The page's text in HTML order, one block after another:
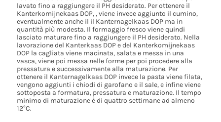
lavato fino a raggiungere il PH desiderato. Per ottenere il
Kanterkomijnekaas DOP, , viene invece aggiunto il cumino,
eventualmente anche il il Kanternagelkaas DOP ma in
quantità più modesta. Il formaggio fresco viene quindi
lasciato maturare fino a raggiungere il PH desiderato. Nella
lavorazione del Kanterkaas DOP e del Kanterkomijnekaas
DOP la cagliata viene macinata, salata e messa in una
vasca, viene poi messa nelle forme per poi procedere alla
pressatura e successivamente alla maturazione. Per
ottenere il Kanternagelkaas DOP invece la pasta viene filata,
vengono aggiunti i chiodi di garofano e il sale, e infine viene
sottoposta a formatura, pressatura e maturazione. Il tempo
minimo di maturazione è di quattro settimane ad almeno
12°C.